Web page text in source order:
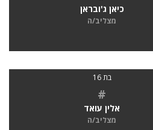
כיאן ג'ובראן
מצליב/ה
בת 16
#
אלין עואד
מצליב/ה